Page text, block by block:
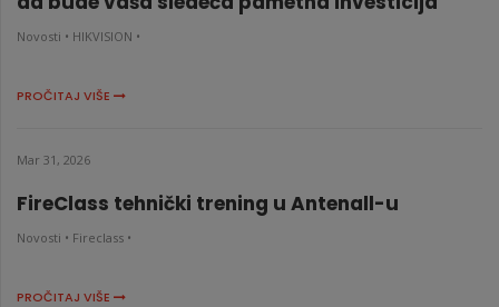
Novosti • HIKVISION •
PROČITAJ VIŠE
Mar 31, 2026
FireClass tehnički trening u Antenall-u
Novosti • Fireclass •
PROČITAJ VIŠE